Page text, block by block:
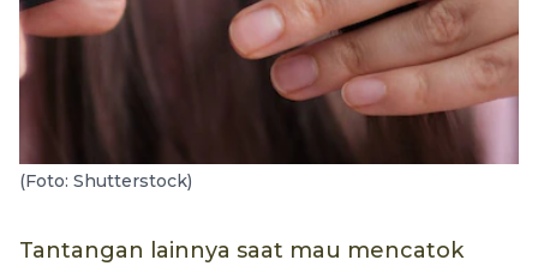
(Foto: Shutterstock)
Tantangan lainnya saat mau mencatok